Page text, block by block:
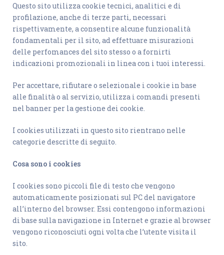
Questo sito utilizza cookie tecnici, analitici e di
profilazione, anche di terze parti, necessari
rispettivamente, a consentire alcune funzionalità
fondamentali per il sito, ad effettuare misurazioni
delle perfomances del sito stesso o a fornirti
indicazioni promozionali in linea con i tuoi interessi.
Per accettare, rifiutare o selezionale i cookie in base
alle finalità o al servizio, utilizza i comandi presenti
nel banner per la gestione dei cookie.
I cookies utilizzati in questo sito rientrano nelle
categorie descritte di seguito.
Cosa sono i cookies
I cookies sono piccoli file di testo che vengono
automaticamente posizionati sul PC del navigatore
all’interno del browser. Essi contengono informazioni
di base sulla navigazione in Internet e grazie al browser
vengono riconosciuti ogni volta che l’utente visita il
sito.